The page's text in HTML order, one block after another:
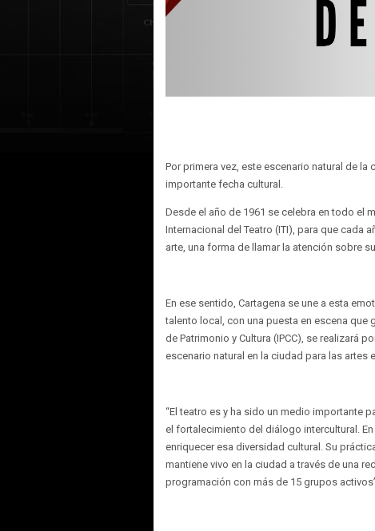
Por primera vez, este escenario natural de
importante fecha cultural.
Desde el año de 1961 se celebra en todo el
Internacional del Teatro (ITI), para que cada
arte, una forma de llamar la atención sobre
En ese sentido, Cartagena se une a esta
talento local, con una puesta en escena que
de Patrimonio y Cultura (IPCC), se realizará
escenario natural en la ciudad para las artes
“El teatro es y ha sido un medio importante
el fortalecimiento del diálogo intercultural.
enriquecer esa diversidad cultural. Su
mantiene vivo en la ciudad a través de una
programación con más de 15 grupos